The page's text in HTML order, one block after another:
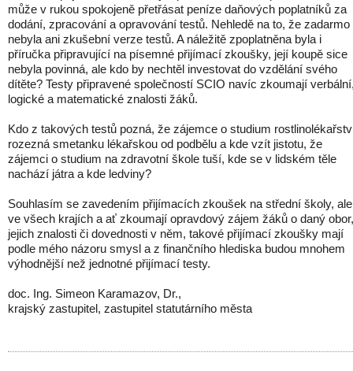
může v rukou spokojeně přetřásat peníze daňových poplatníků za
dodání, zpracování a opravování testů. Nehledě na to, že zadarmo
nebyla ani zkušební verze testů. A náležitě zpoplatněna byla i
příručka připravující na písemné přijímací zkoušky, její koupě sice
nebyla povinná, ale kdo by nechtěl investovat do vzdělání svého
dítěte? Testy připravené společností SCIO navíc zkoumají
logické a matematické znalosti žáků.
Kdo z takových testů pozná, že zájemce o studium
rozezná smetanku lékařskou od podbělu a kde vzít jistotu, že
zájemci o studium na zdravotní škole tuší, kde se v lidském těle
nachází játra a kde ledviny?
Souhlasím se zavedením přijímacích zkoušek na střední školy, ale
ve všech krajích a ať zkoumají opravdový zájem žáků o daný obor,
jejich znalosti či dovednosti v něm, takové přijímací zkoušky mají
podle mého názoru smysl a z finančního hlediska budou mnohem
výhodnější než jednotné přijímací testy.
doc. Ing. Simeon Karamazov, Dr.,
krajský zastupitel, zastupitel statutárního města